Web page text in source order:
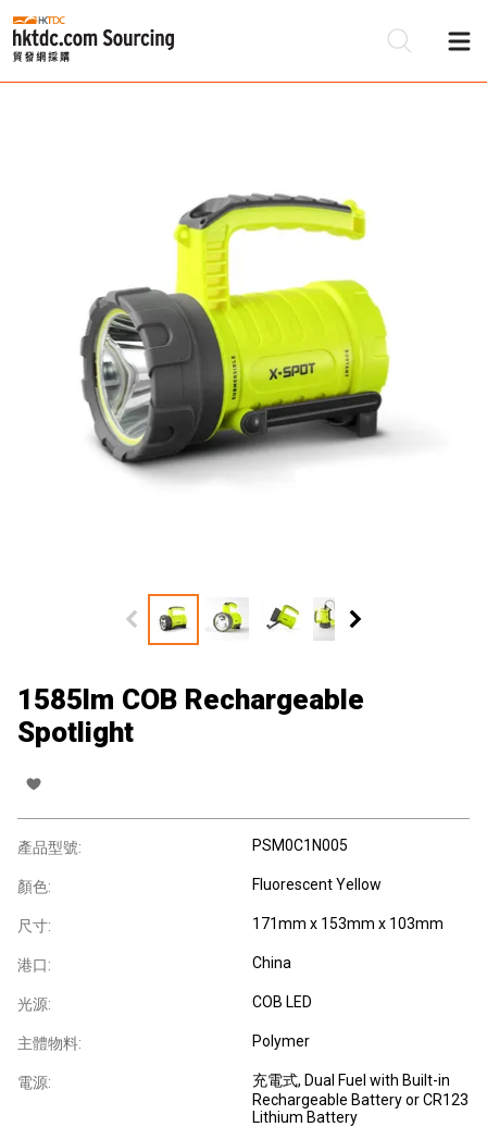
1585lm COB Rechargeable
Spotlight
產品型號: PSM0C1N005
顏色: Fluorescent Yellow
尺寸: 171mm x 153mm x 103mm
港口: China
光源: COB LED
主體物料: Polymer
電源: 充電式, Dual Fuel with Built-in
Rechargeable Battery or CR123
Lithium Battery